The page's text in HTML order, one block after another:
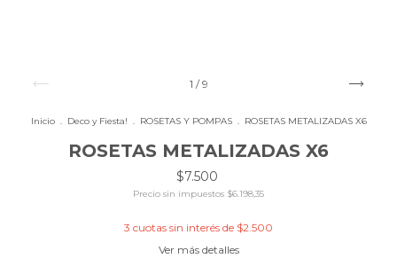
1 /9
Inicio Deco y Fiesta! ROSETAS Y POMPAS ROSETAS METALIZADAS X6
ROSETAS METALIZADAS X6
$7.500
Precio sin impuestos $6.198,35
3 cuotas sin interés de $2.500
Ver más detalles